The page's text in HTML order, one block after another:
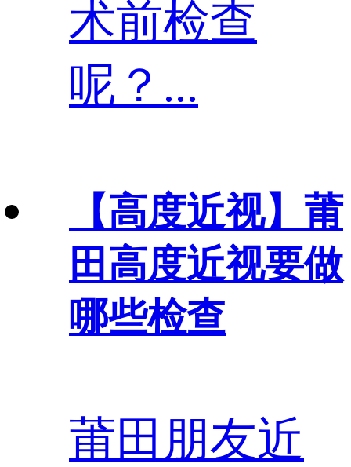
术前检查
呢？...
【高度近视】 莆
田高度近视要做
哪些检查
莆田朋友近